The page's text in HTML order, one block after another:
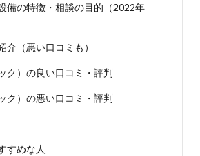
の特徴・相談の目的（2022年
（悪い口コミも）
）の良い口コミ・評判
）の悪い口コミ・評判
すめな人